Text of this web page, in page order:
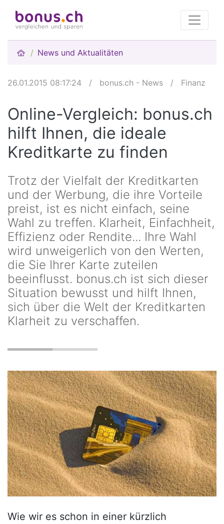
News und Aktualitäten
26.01.2015 08:17:24 / bonus.ch - News / Finanz
Online-Vergleich: bonus.ch
hilft Ihnen, die ideale
Kreditkarte zu finden
Trotz der Vielfalt der Kreditkarten
und der Werbung, die ihre Vorteile
preist, ist es nicht einfach, seine
Wahl zu treffen. Klarheit, Einfachheit,
Effizienz oder Rendite... Ihre Wahl
wird unweigerlich von den Werten,
die Sie Ihrer Karte zuteilen
beeinflusst. bonus.ch ist sich dieser
Situation bewusst und hilft Ihnen,
sich über die Welt der Kreditkarten
Klarheit zu verschaffen.
Wie wir es schon in einer kürzlich